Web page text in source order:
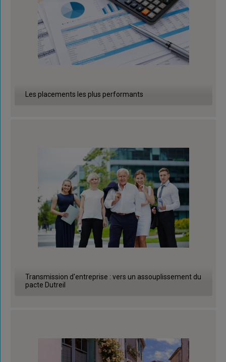
Les placements les plus performants
Transmission d'entreprise : vers un assouplissement du
pacte Dutreil